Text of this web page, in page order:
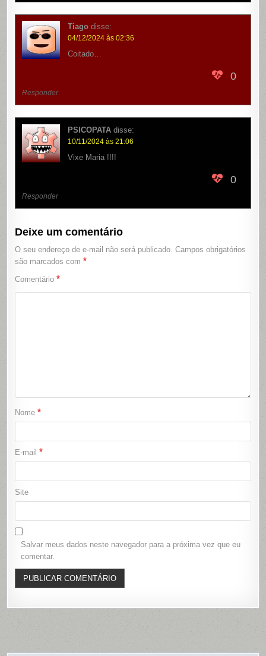
Tiago disse:
04/12/2024 às 02:36
Coitado…
0
Responder
PSICOPATA disse:
10/11/2024 às 21:06
Vixe Maria !!!!
0
Responder
Deixe um comentário
O seu endereço de e-mail não será publicado. Campos obrigatórios
são marcados com*
Comentário*
Nome*
E-mail*
Site
Salvar meus dados neste navegador para a próxima vez que eu
comentar.